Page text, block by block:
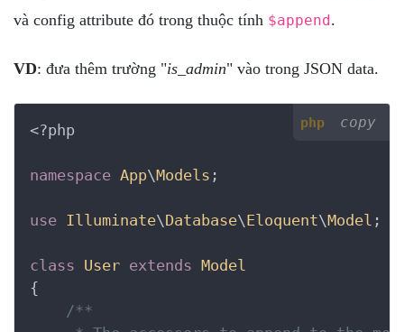
và config attribute đó trong thuộc tính $append.
VD: đưa thêm trường "is_admin" vào trong JSON data.
php copy
<?php
namespace App\Models ;
use Illuminate\Database\Eloquent\Model ;
class User extends Model
{
/**